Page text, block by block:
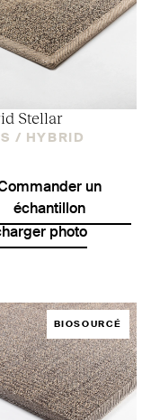
Stellar
/ HYBRID
un
échantillon
photo
BIOSOURCÉ